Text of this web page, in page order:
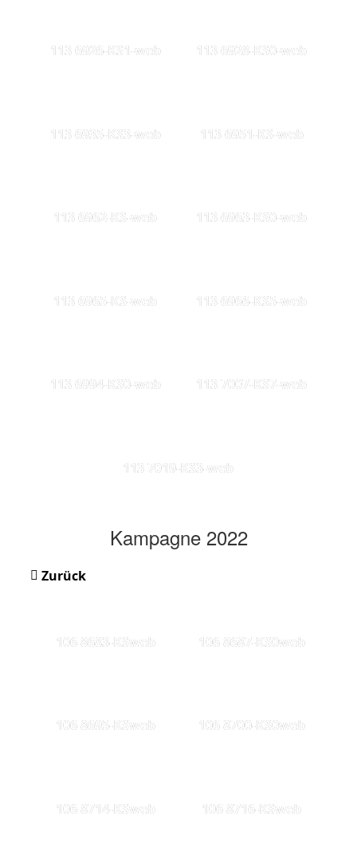
113 6926-KS1-web 113 6928-KS0-web
113 6935-KS3-web 113 6951-KS-web
113 6962-KS-web 113 6963-KS0-web
113 6965-KS-web 113 6966-KS5-web
113 6994-KS0-web 113 7007-KS7-web
113 7019-KS3-web
Kampagne 2022
Zurück
106 8683-KSweb 106 8687-KS0web
106 8695-KSweb 106 8700-KS0web
106 8714-KSweb 106 8716-KSweb